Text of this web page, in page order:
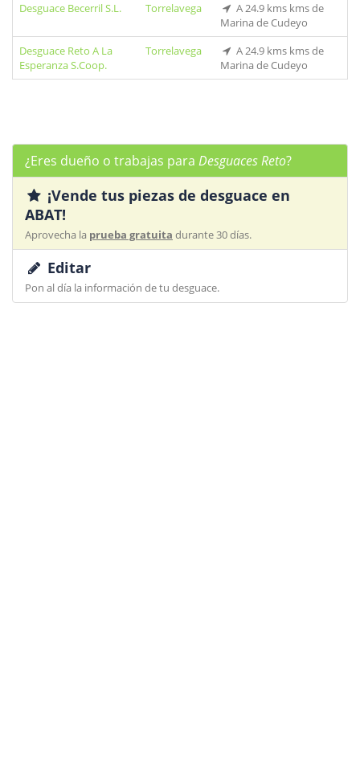
Desguace Becerril S.L.
Torrelavega
A 24.9 kms kms de
Marina de Cudeyo
Desguace Reto A La
Esperanza S.Coop.
Torrelavega
A 24.9 kms kms de
Marina de Cudeyo
¿Eres dueño o trabajas para Desguaces Reto?
¡Vende tus piezas de desguace en
ABAT!
Aprovecha la prueba gratuita durante 30 días.
Editar
Pon al día la información de tu desguace.